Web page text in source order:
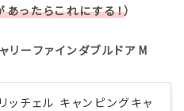
ったらこれにする！）
リーファインダブルドアM
リッチェル キャンピングキャ